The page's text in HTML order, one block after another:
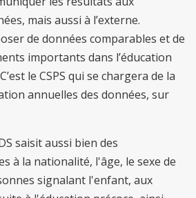
mais aussi à l’externe.
de données comparables et de
importants dans l’éducation
le CSPS qui se chargera de la
annuelles des données, sur
saisit aussi bien des
à la nationalité, l'âge, le sexe de
signalant l'enfant, aux